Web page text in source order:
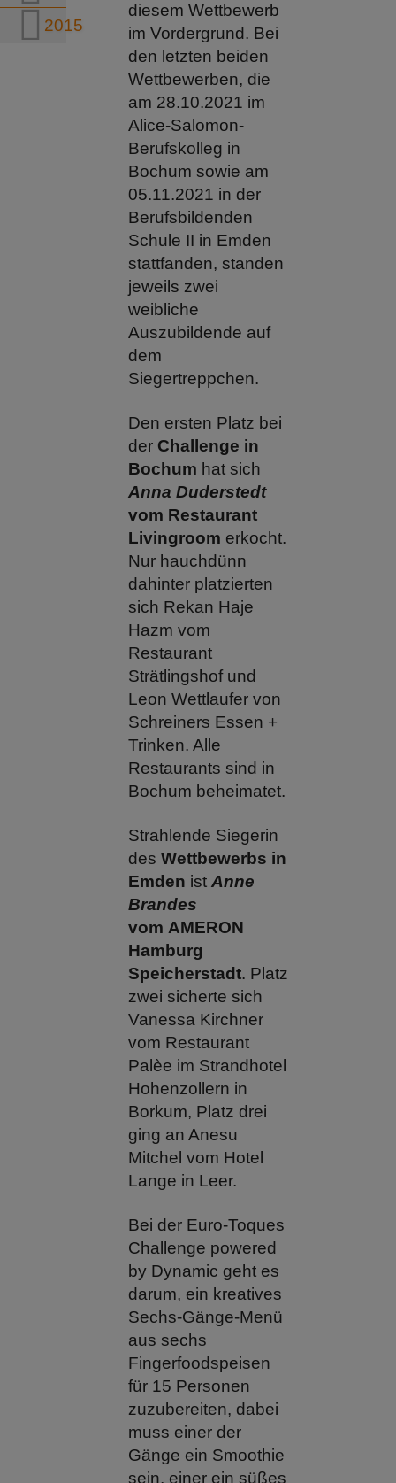
2015
diesem Wettbewerb
im Vordergrund. Bei
den letzten beiden
Wettbewerben, die
am 28.10.2021 im
Alice-Salomon-
Berufskolleg in
Bochum sowie am
05.11.2021 in der
Berufsbildenden
Schule II in Emden
stattfanden, standen
jeweils zwei
weibliche
Auszubildende auf
dem
Siegertreppchen.
Den ersten Platz bei
der Challenge in
Bochum hat sich
Anna Duderstedt
vom Restaurant
Livingroom erkocht.
Nur hauchdünn
dahinter platzierten
sich Rekan Haje
Hazm vom
Restaurant
Strätlingshof und
Leon Wettlaufer von
Schreiners Essen +
Trinken. Alle
Restaurants sind in
Bochum beheimatet.
Strahlende Siegerin
des Wettbewerbs in
Emden ist Anne
Brandes
vom AMERON
Hamburg
Speicherstadt. Platz
zwei sicherte sich
Vanessa Kirchner
vom Restaurant
Palèe im Strandhotel
Hohenzollern in
Borkum, Platz drei
ging an Anesu
Mitchel vom Hotel
Lange in Leer.
Bei der Euro-Toques
Challenge powered
by Dynamic geht es
darum, ein kreatives
Sechs-Gänge-Menü
aus sechs
Fingerfoodspeisen
für 15 Personen
zuzubereiten, dabei
muss einer der
Gänge ein Smoothie
sein, einer ein süßes